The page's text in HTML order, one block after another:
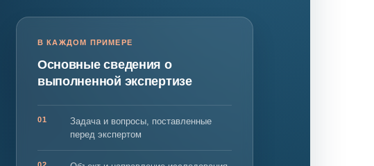
документа
В КАЖДОМ ПРИМЕРЕ
Основные сведения о
выполненной экспертизе
01
Задача и вопросы, поставленные
перед экспертом